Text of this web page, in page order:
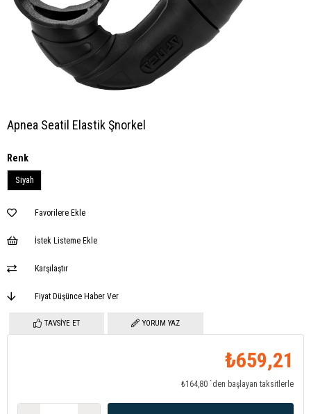
Apnea Seatil Elastik Şnorkel
Renk
Siyah
Favorilere Ekle
İstek Listeme Ekle
Karşılaştır
Fiyat Düşünce Haber Ver
TAVSIYE ET YORUM YAZ
₺659,21
₺164,80 `den başlayan taksitlerle